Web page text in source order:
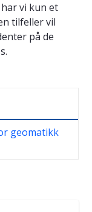
vi kun et
tilfeller vil
på de
geomatikk